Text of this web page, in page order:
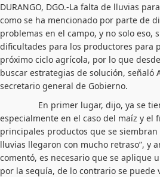
DURANGO, DGO.-La falta de lluvias
como se ha mencionado por parte de
problemas en el campo, y no solo eso,
dificultades para los productores para
próximo ciclo agrícola, por lo que
buscar estrategias de solución, señaló
secretario general de Gobierno.
En primer lugar, dijo, ya se
especialmente en el caso del maíz y el
principales productos que se
lluvias llegaron con mucho retraso”, y
comentó, es necesario que se aplique
por la sequía, de lo contrario se puede